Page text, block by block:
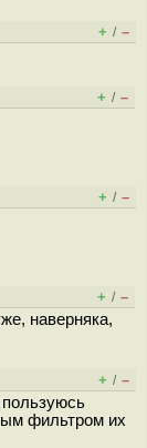
+ / –
+ / –
+ / –
+ / –
наверняка,
+ / –
фильтром их